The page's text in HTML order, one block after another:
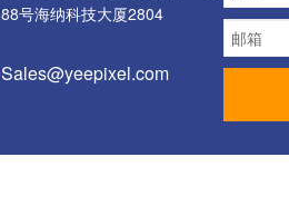
88号海纳科技⼤厦2804
Sales@yeepixel.com